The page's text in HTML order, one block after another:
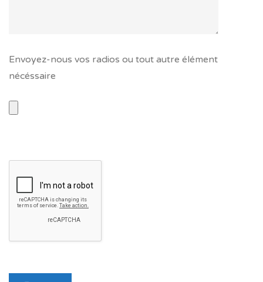
Envoyez-nous vos radios ou tout autre élément
nécéssaire